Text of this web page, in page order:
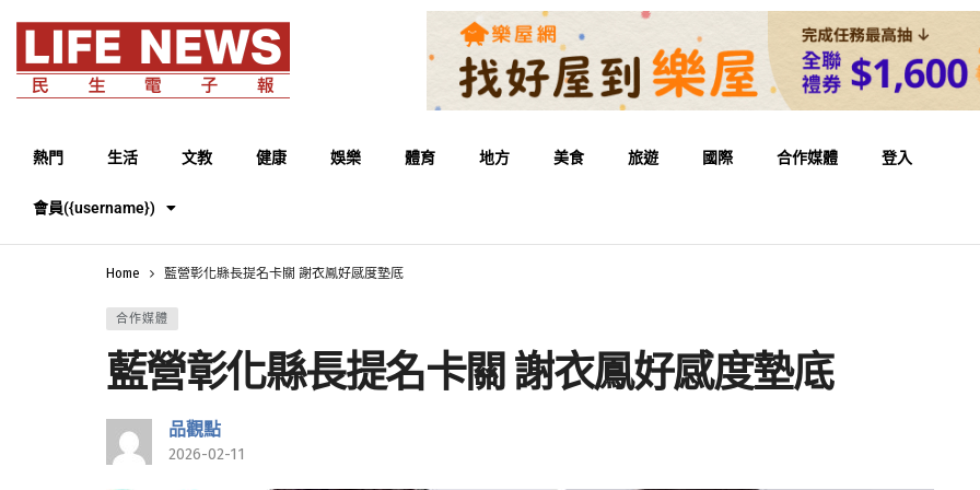
熱門 生活 文教 健康 娛樂 體育 地方 美食 旅遊 國際 合作媒體 登入
會員({username})
Home 藍營彰化縣長提名卡關 謝衣鳳好感度墊底
合作媒體
藍營彰化縣長提名卡關 謝衣鳳好感度墊底
品觀點
2026-02-11